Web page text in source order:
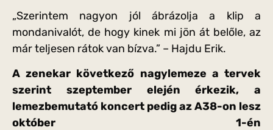
„Szerintem nagyon jól ábrázolja a klip a
mondanivalót, de hogy kinek mi jön át belőle, az
már teljesen rátok van bízva.” – Hajdu Erik.
A zenekar következő nagylemeze a tervek
szerint szeptember elején érkezik, a
lemezbemutató koncert pedig az A38-on lesz
október 1-én